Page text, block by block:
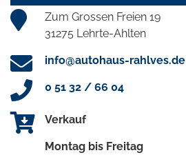
Zum Grossen Freien 19
31275 Lehrte-Ahlten
info@autohaus-rahlves.de
0 51 32 / 66 04
Verkauf
Montag bis Freitag